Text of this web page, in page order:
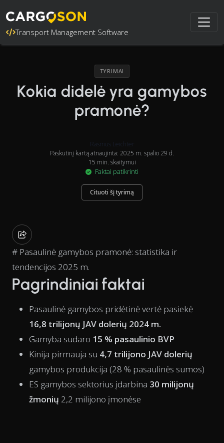
Transport Management Software
TYRIMAI
Kokia didelė yra gamybos
pramonė?
Rasmus Leichter
Paskutinį kartą atnaujinta: 2025 m. spalio 29 d.
15 min. skaitymui
Faktai patikrinti
Cituoti šį tyrimą
# Pasaulinė gamybos pramonė: statistika ir
tendencijos 2025 m.
Pagrindiniai faktai
Pasaulinė gamybos pridėtinė vertė pasiekė
16,8 trilijonų JAV dolerių 2024 m.
Gamyba sudaro 15 % pasaulinio BVP
Kinija pirmauja su 4,7 trilijono JAV dolerių
gamybos produkcija (28 % pasaulinės sumos)
ES gamybos sektorius įdarbina 30 milijonų
žmonių 2,2 milijono įmonėse